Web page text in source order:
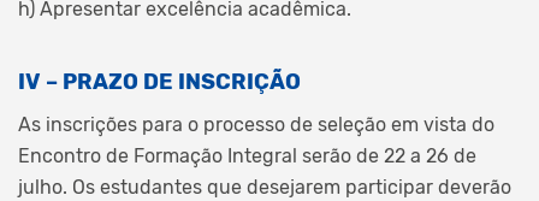
h) Apresentar excelência acadêmica.
IV – PRAZO DE INSCRIÇÃO
As inscrições para o processo de seleção em vista do
Encontro de Formação Integral serão de 22 a 26 de
julho. Os estudantes que desejarem participar deverão